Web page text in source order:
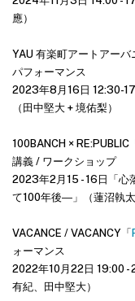
應）
YAU 有楽町アートアーバ
パフォーマンス
2023年8月16日 12:30-
（田中堅大 + 境佑梨）
100BANCH ×
講義 / ワークショップ
2023年2月15 - 16日「心
て100年後―」（蓮沼執太
VACANCE / VACANCY「
ォーマンス
2022年10月22日 19:00 -
有紀、田中堅大）